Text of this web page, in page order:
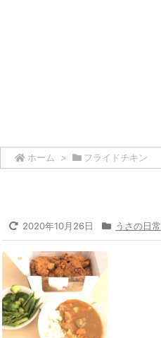
ホーム > フライドチキン
2020年10月26日 うさの日常